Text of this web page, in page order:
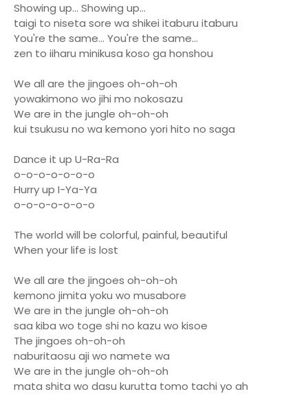
Showing up... Showing up...
taigi to niseta sore wa shikei itaburu itaburu
You're the same... You're the same...
zen to iiharu minikusa koso ga honshou
We all are the jingoes oh-oh-oh
yowakimono wo jihi mo nokosazu
We are in the jungle oh-oh-oh
kui tsukusu no wa kemono yori hito no saga
Dance it up U-Ra-Ra
o-o-o-o-o-o-o
Hurry up I-Ya-Ya
o-o-o-o-o-o-o
The world will be colorful, painful, beautiful
When your life is lost
We all are the jingoes oh-oh-oh
kemono jimita yoku wo musabore
We are in the jungle oh-oh-oh
saa kiba wo toge shi no kazu wo kisoe
The jingoes oh-oh-oh
naburitaosu aji wo namete wa
We are in the jungle oh-oh-oh
mata shita wo dasu kurutta tomo tachi yo ah